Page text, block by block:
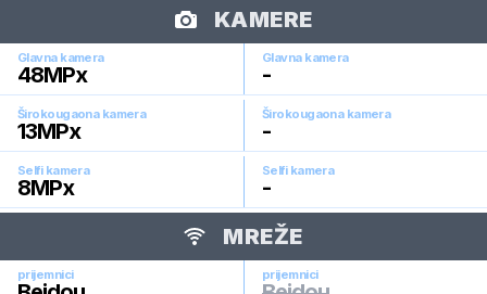
KAMERE
Glavna kamera
48MPx
Glavna kamera
-
Širokougaona kamera
13MPx
Širokougaona kamera
-
Selfi kamera
8MPx
Selfi kamera
-
MREŽE
prijemnici prijemnici